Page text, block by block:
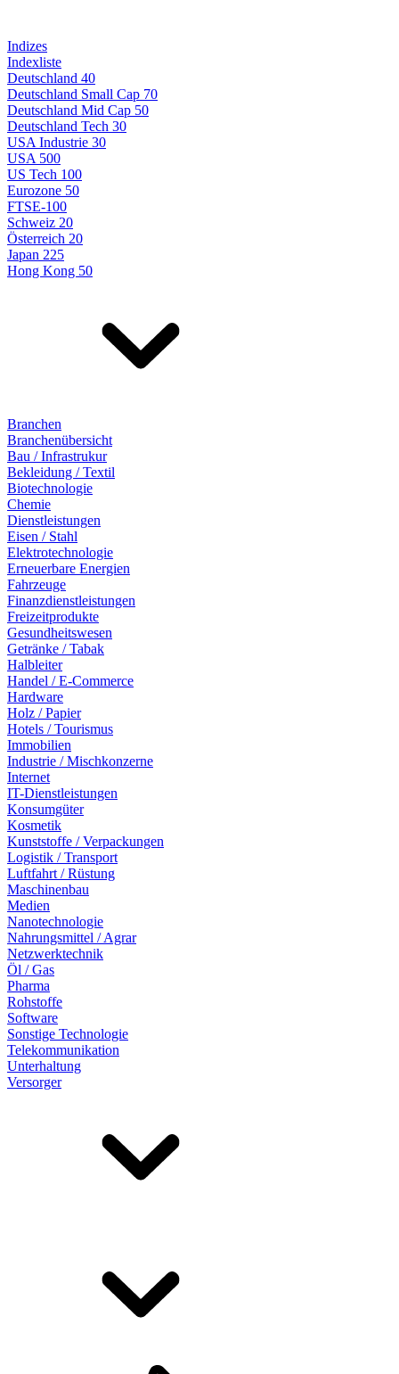
Indizes
Indexliste
Deutschland 40
Deutschland Small Cap 70
Deutschland Mid Cap 50
Deutschland Tech 30
USA Industrie 30
USA 500
US Tech 100
Eurozone 50
FTSE-100
Schweiz 20
Österreich 20
Japan 225
Hong Kong 50
Branchen
Branchenübersicht
Bau / Infrastrukur
Bekleidung / Textil
Biotechnologie
Chemie
Dienstleistungen
Eisen / Stahl
Elektrotechnologie
Erneuerbare Energien
Fahrzeuge
Finanzdienstleistungen
Freizeitprodukte
Gesundheitswesen
Getränke / Tabak
Halbleiter
Handel / E-Commerce
Hardware
Holz / Papier
Hotels / Tourismus
Immobilien
Industrie / Mischkonzerne
Internet
IT-Dienstleistungen
Konsumgüter
Kosmetik
Kunststoffe / Verpackungen
Logistik / Transport
Luftfahrt / Rüstung
Maschinenbau
Medien
Nanotechnologie
Nahrungsmittel / Agrar
Netzwerktechnik
Öl / Gas
Pharma
Rohstoffe
Software
Sonstige Technologie
Telekommunikation
Unterhaltung
Versorger